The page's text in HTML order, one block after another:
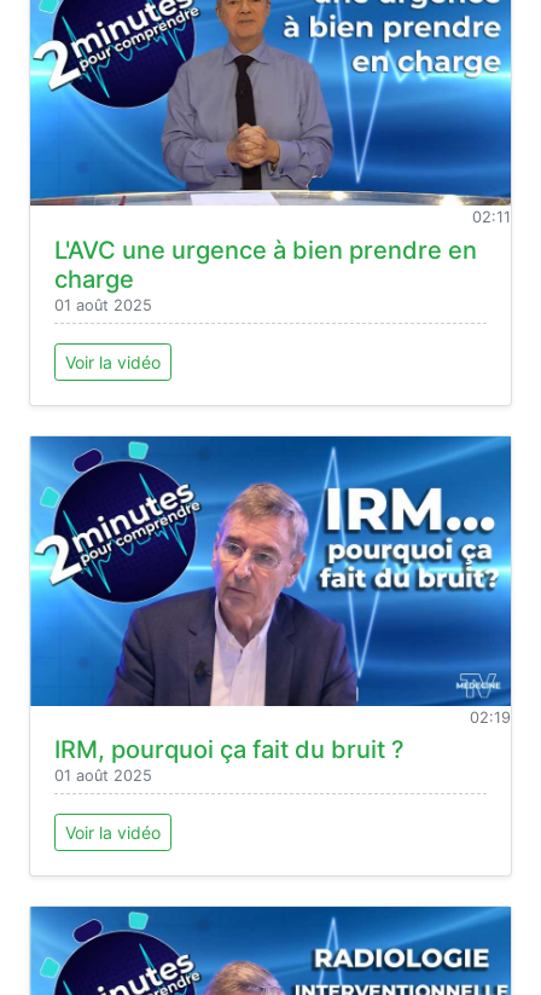
02:11
L'AVC une urgence à bien prendre en
charge
01 août 2025
Voir la vidéo
02:19
IRM, pourquoi ça fait du bruit ?
01 août 2025
Voir la vidéo